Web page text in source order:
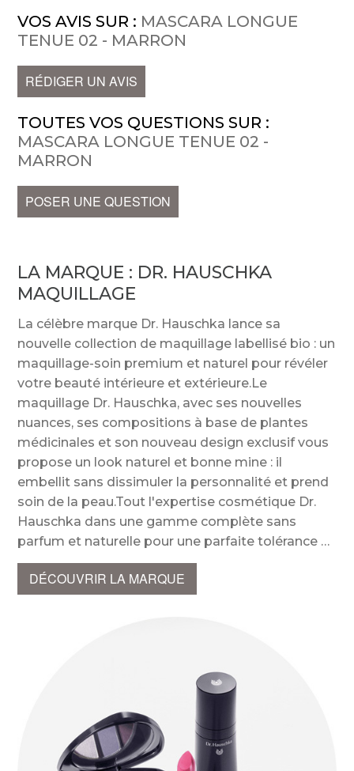
VOS AVIS SUR : MASCARA LONGUE
TENUE 02 - MARRON
RÉDIGER UN AVIS
TOUTES VOS QUESTIONS SUR :
MASCARA LONGUE TENUE 02 -
MARRON
POSER UNE QUESTION
LA MARQUE : DR. HAUSCHKA
MAQUILLAGE
La célèbre marque Dr. Hauschka lance sa
nouvelle collection de maquillage labellisé bio : un
maquillage-soin premium et naturel pour révéler
votre beauté intérieure et extérieure.Le
maquillage Dr. Hauschka, avec ses nouvelles
nuances, ses compositions à base de plantes
médicinales et son nouveau design exclusif vous
propose un look naturel et bonne mine : il
embellit sans dissimuler la personnalité et prend
soin de la peau.Tout l'expertise cosmétique Dr.
Hauschka dans une gamme complète sans
parfum et naturelle pour une parfaite tolérance
DÉCOUVRIR LA MARQUE